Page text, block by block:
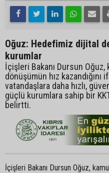
Oğuz: Hedefimiz dijital
kurumlar
İçişleri Bakanı Dursun
dönüşümün hız
vatandaşlara daha hızlı,
güçlü kurumlara sahip bir
belirtti.
İçişleri Bakanı Dursun Oğuz,